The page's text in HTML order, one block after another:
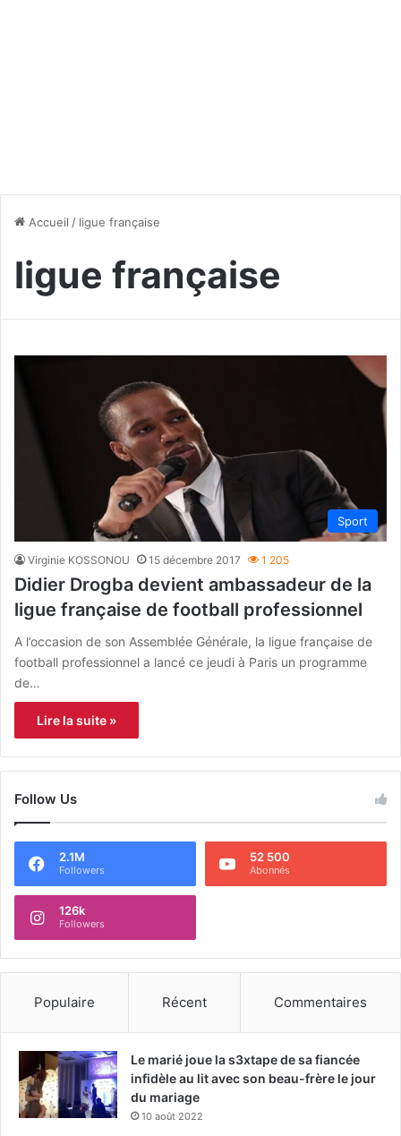
Accueil / ligue française
ligue française
Sport
Virginie KOSSONOU 15 décembre 2017 1 205
Didier Drogba devient ambassadeur de la
ligue française de football professionnel
A l’occasion de son Assemblée Générale, la ligue française de
football professionnel a lancé ce jeudi à Paris un programme
de…
Lire la suite »
Follow Us
2.1M
Followers
52 500
Abonnés
126k
Followers
Populaire Récent Commentaires
Le marié joue la s3xtape de sa fiancée
infidèle au lit avec son beau-frère le jour
du mariage
10 août 2022